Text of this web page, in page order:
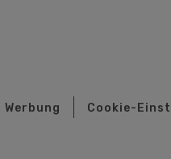
Werbung Cookie-